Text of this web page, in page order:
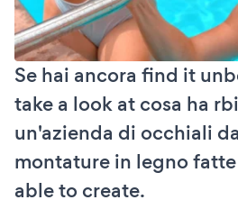
Se hai ancora find it
take a look at cosa ha
un'azienda di occhiali
montature in legno
able to create.